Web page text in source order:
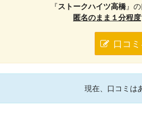
『ストークハイツ高橋 』
匿名のまま１分程度
口コ
現在、口コミは